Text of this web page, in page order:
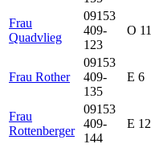
Frau
Quadvlieg
09153
409-
123
O 11
Frau Rother
09153
409-
135
E 6
Frau
Rottenberger
09153
409-
144
E 12